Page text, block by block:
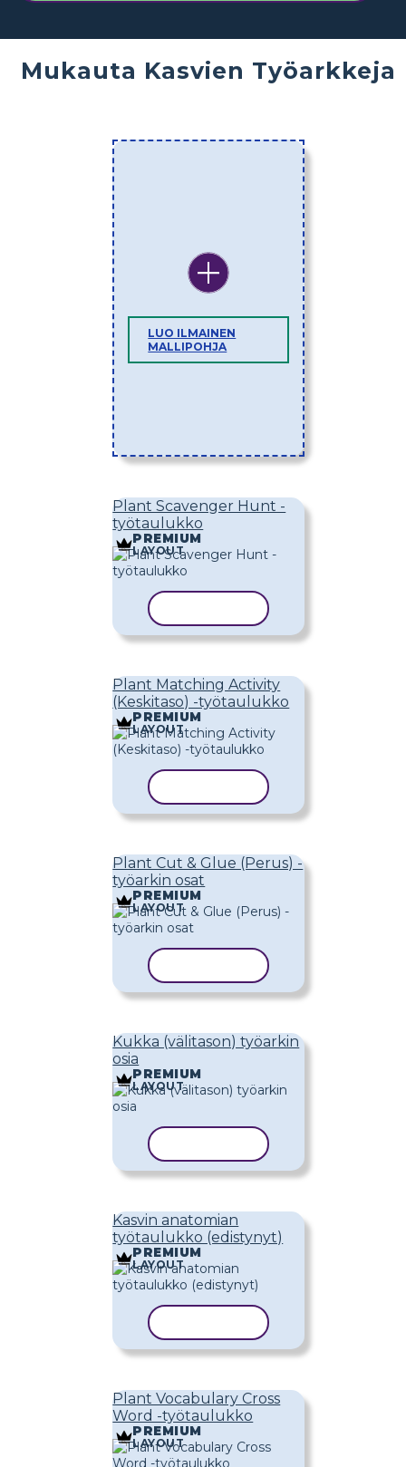
Mukauta Kasvien Työarkkeja
LUO ILMAINEN
MALLIPOHJA
Plant Scavenger Hunt -
työtaulukko
PREMIUM
LAYOUT
Plant Matching Activity
(Keskitaso) -työtaulukko
PREMIUM
LAYOUT
Plant Cut & Glue (Perus) -
työarkin osat
PREMIUM
LAYOUT
Kukka (välitason) työarkin
osia
PREMIUM
LAYOUT
Kasvin anatomian
työtaulukko (edistynyt)
PREMIUM
LAYOUT
Plant Vocabulary Cross
Word -työtaulukko
PREMIUM
LAYOUT